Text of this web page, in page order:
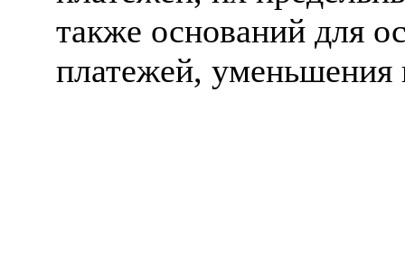
также оснований для
платежей, уменьшения